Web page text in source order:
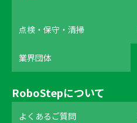
点検・保守・清掃
業界団体
RoboStepについて
よくあるご質問